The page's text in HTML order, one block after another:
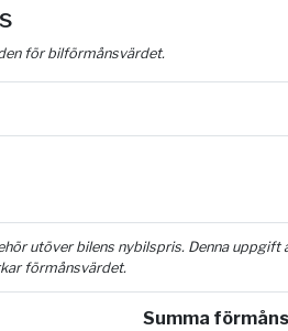
för bilförmånsvärdet.
utöver bilens nybilspris. Denna uppgift
förmånsvärdet.
Summa